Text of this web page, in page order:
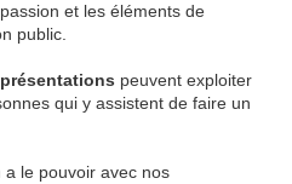
et les éléments de
public.
présentations peuvent exploiter
qui y assistent de faire un
le pouvoir avec nos